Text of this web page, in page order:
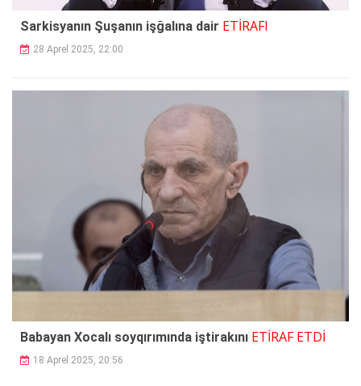
Sarkisyanın Şuşanın işğalına dair ETİRAFI
28 Aprel 2025, 22:00
Babayan Xocalı soyqırımında iştirakını ETİRAF ETDİ
18 Aprel 2025, 20:56